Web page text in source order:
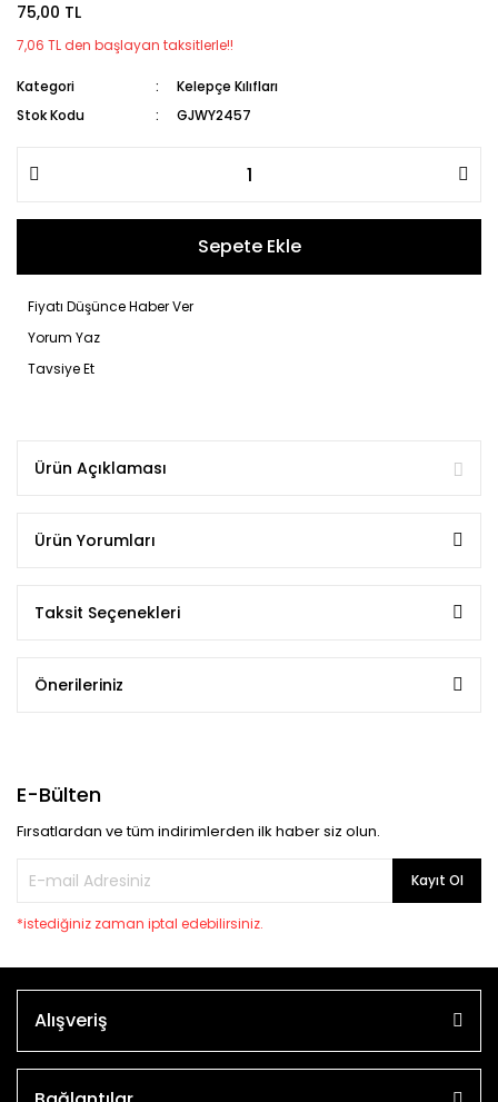
75,00 TL
7,06 TL den başlayan taksitlerle!!
Kategori
Kelepçe Kılıfları
Stok Kodu
GJWY2457
Sepete Ekle
Fiyatı Düşünce Haber Ver
Yorum Yaz
Tavsiye Et
Ürün Açıklaması
Ürün Yorumları
Taksit Seçenekleri
Önerileriniz
E-Bülten
Fırsatlardan ve tüm indirimlerden ilk haber siz olun.
Kayıt Ol
*istediğiniz zaman iptal edebilirsiniz.
Alışveriş